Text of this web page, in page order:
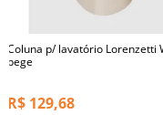
Coluna p/ lavatório Lorenzetti
bege
R$ 129,68